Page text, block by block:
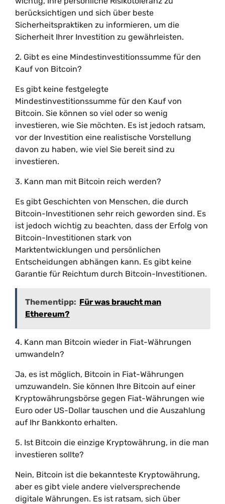
berücksichtigen und sich über beste
Sicherheitspraktiken zu informieren, um die
Sicherheit Ihrer Investition zu gewährleisten.
2. Gibt es eine Mindestinvestitionssumme für den
Kauf von Bitcoin?
Es gibt keine festgelegte
Mindestinvestitionssumme für den Kauf von
Bitcoin. Sie können so viel oder so wenig
investieren, wie Sie möchten. Es ist jedoch ratsam,
vor der Investition eine realistische Vorstellung
davon zu haben, wie viel Sie bereit sind zu
investieren.
3. Kann man mit Bitcoin reich werden?
Es gibt Geschichten von Menschen, die durch
Bitcoin-Investitionen sehr reich geworden sind. Es
ist jedoch wichtig zu beachten, dass der Erfolg von
Bitcoin-Investitionen stark von
Marktentwicklungen und persönlichen
Entscheidungen abhängen kann. Es gibt keine
Garantie für Reichtum durch Bitcoin-Investitionen.
Thementipp: Für was braucht man
Ethereum?
4. Kann man Bitcoin wieder in Fiat-Währungen
umwandeln?
Ja, es ist möglich, Bitcoin in Fiat-Währungen
umzuwandeln. Sie können Ihre Bitcoin auf einer
Kryptowährungsbörse gegen Fiat-Währungen wie
Euro oder US-Dollar tauschen und die Auszahlung
auf Ihr Bankkonto erhalten.
5. Ist Bitcoin die einzige Kryptowährung, in die man
investieren sollte?
Nein, Bitcoin ist die bekannteste Kryptowährung,
aber es gibt viele andere vielversprechende
digitale Währungen. Es ist ratsam, sich über